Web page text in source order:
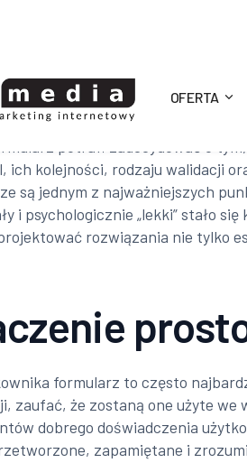
OFERTA
potrafi zadecydować o
ich kolejności, rodzaju walidacji
są jednym z najważniejszych
i psychologicznie „lekki” stało
rozwiązania nie tylko
formularz to często
zaufać, że zostaną one użyte we
dobrego doświadczenia
zapamiętane i